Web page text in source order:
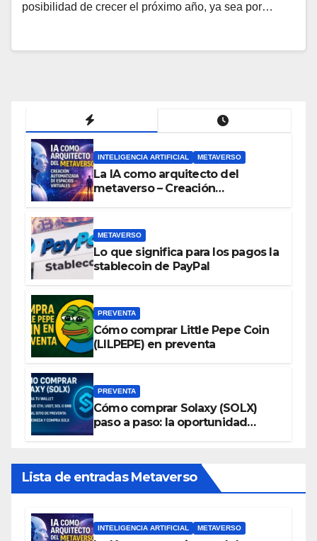
posibilidad de crecer el próximo año, ya sea por…
INTELIGENCIA ARTIFICIAL METAVERSO
La IA como arquitecto del
metaverso – Creación
METAVERSO
Lo que significa para los pagos la
stablecoin de PayPal
PREVENTA
Cómo comprar Little Pepe Coin
(LILPEPE) en preventa
PREVENTA
Cómo comprar Solaxy (SOLX)
paso a paso: la oportunidad
Lista de entradas Metaverso
INTELIGENCIA ARTIFICIAL METAVERSO